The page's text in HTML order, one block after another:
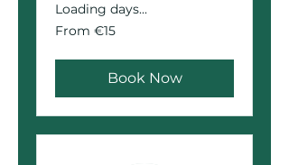
Loading days...
From
15
From €15
Book Now